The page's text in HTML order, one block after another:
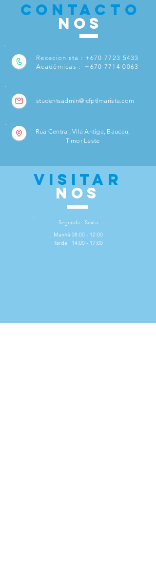
CONTACTO
NOS
Rececionista : +670 7723 5433
Acadêmicas : +670 7714 0063
studentsadmin@icfptlmarista.com
Rua Central, Vila Antiga, Baucau,
Timor Leste
VISITar
nos
Segunda - Sexta
Manhã 08:00 - 12:00
Tarde 14:00 - 17:00